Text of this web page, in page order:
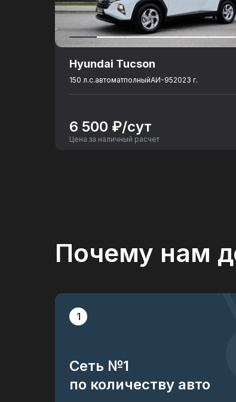
Объем топливного бака: 60
Разгон до 100 км./ч., сек.: 6.2
Количество посадочных мест:
Hyundai Tucson
150 л.с.автоматполныйАИ-952023 г.
6 500 ₽/сут
Цена за наличный расчет
Почему нам
1
Сеть №1
по количеству авто